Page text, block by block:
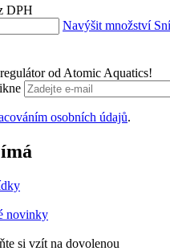
DPH
Navýšit množství
od Atomic Aquatics!
osobních údajů.
novinky
si vzít na dovolenou